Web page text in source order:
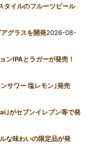
タイルのフルーツビール
グラスを開発2026-08-
ンIPAとラガーが発売！
サワー 塩レモン｣発売
｣がセブンイレブン等で発
な味わいの限定品が発